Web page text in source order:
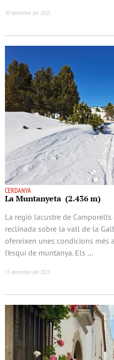
30 desembre del 2025
CERDANYA
La Muntanyeta (2.436 m)
La regió lacustre de
reclinada sobre la vall de la
ofereixen unes condicions més
l’esquí de muntanya. Els …
15 desembre del 2025